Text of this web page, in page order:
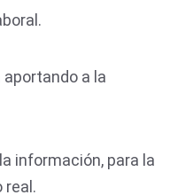
a la
información, para la
real.